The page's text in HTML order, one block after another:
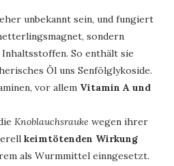
unbekannt sein, und fungiert
sondern
So enthält sie
Öl uns Senfölglykoside.
vor allem Vitamin A und
Knoblauchsrauke wegen ihrer
keimtötenden Wirkung
als Wurmmittel einngesetzt.